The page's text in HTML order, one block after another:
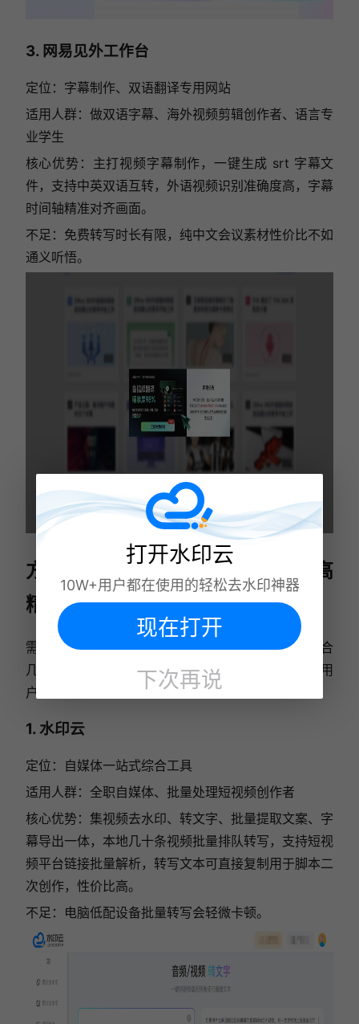
3. 网易见外工作台
定位：字幕制作、双语翻译专用网站
适用人群：做双语字幕、海外视频剪辑创作者、语言专
业学生
核心优势：主打视频字幕制作，一键生成 srt 字幕文
件，支持中英双语互转，外语视频识别准确度高，字幕
时间轴精准对齐画面。
不足：免费转写时长有限，纯中文会议素材性价比不如
通义听悟。
方法三：电脑专业软件（长素材、高
精准专业需求）
需要下载安装客户端，本地算力 + 云端双模式，适合
几小时超长素材、行业专业内容、对隐私有要求的用
户。
1. 水印云
定位：自媒体一站式综合工具
适用人群：全职自媒体、批量处理短视频创作者
核心优势：集视频去水印、转文字、批量提取文案、字
幕导出一体，本地几十条视频批量排队转写，支持短视
频平台链接批量解析，转写文本可直接复制用于脚本二
次创作，性价比高。
不足：电脑低配设备批量转写会轻微卡顿。
打开水印云
10W+用户都在使用的轻松去水印神器
现在打开
下次再说